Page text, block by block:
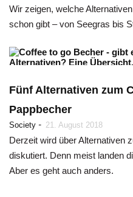
Wir zeigen, welche
schon gibt – von Seegras bis
Fünf Alternativen zum
Pappbecher
Society - 21. August 2018
Derzeit wird über Alternativen
diskutiert. Denn meist landen
Aber es geht auch anders.